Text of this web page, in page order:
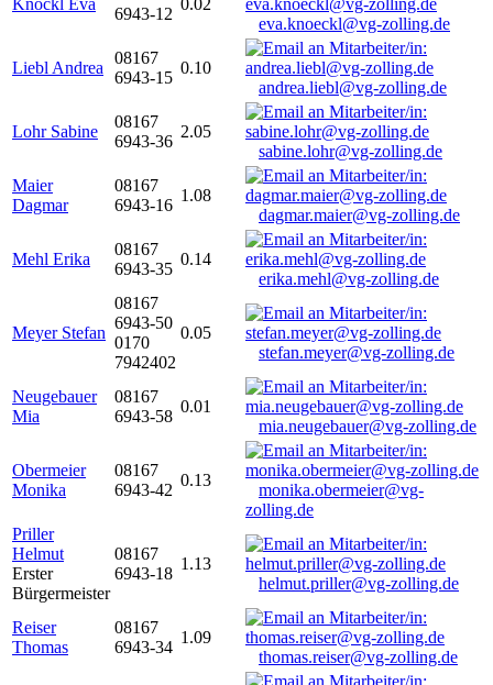
Knöckl Eva
6943-12
0.02
eva.knoeckl@vg-zolling.de
Liebl Andrea
08167
6943-15
0.10
andrea.liebl@vg-zolling.de
Lohr Sabine
08167
6943-36
2.05
sabine.lohr@vg-zolling.de
Maier
Dagmar
08167
6943-16
1.08
dagmar.maier@vg-zolling.de
Mehl Erika
08167
6943-35
0.14
erika.mehl@vg-zolling.de
Meyer Stefan
08167
6943-50
0170
7942402
0.05
stefan.meyer@vg-zolling.de
Neugebauer
Mia
08167
6943-58
0.01
mia.neugebauer@vg-zolling.de
Obermeier
Monika
08167
6943-42
0.13
monika.obermeier@vg-
zolling.de
Priller
Helmut
Erster
Bürgermeister
08167
6943-18
1.13
helmut.priller@vg-zolling.de
Reiser
Thomas
08167
6943-34
1.09
thomas.reiser@vg-zolling.de